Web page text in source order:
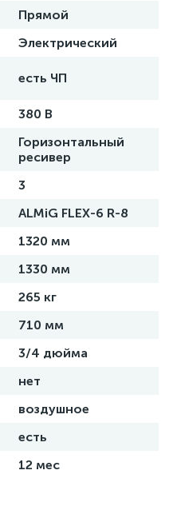
Прямой
Электрический
есть ЧП
380 В
Горизонтальный
ресивер
3
ALMiG FLEX-6 R-8
1320 мм
1330 мм
265 кг
710 мм
3/4 дюйма
нет
воздушное
есть
12 мес